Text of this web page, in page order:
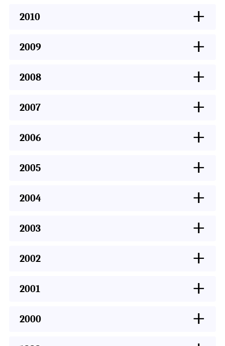
2010 +
2009 +
2008 +
2007 +
2006 +
2005 +
2004 +
2003 +
2002 +
2001 +
2000 +